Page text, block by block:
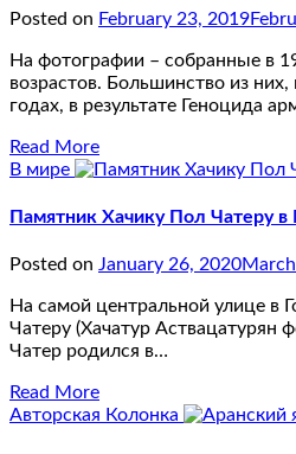
Posted on February 23, 2019
На фотографии – собранные в
возрастов. Большинство из
годах, в результате Геноцида
Read More
В мире
Памятник Хачику Пол Чатеру в
Posted on January 26, 2020
На самой центральной улице в
Чатеру (Хачатур Аствацатурян
Чатер родился в…
Read More
Авторская Колонка